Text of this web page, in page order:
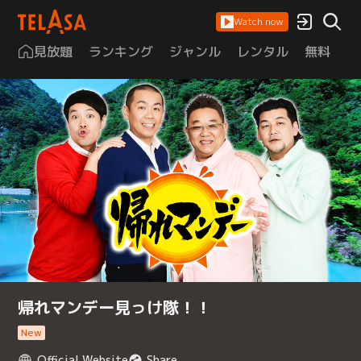
Watch now
見放題 ランキング ジャンル レンタル 無料
帰れマンデー見っけ隊！！
New